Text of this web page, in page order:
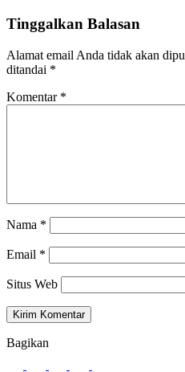
Tinggalkan Balasan
Alamat email Anda tidak akan
ditandai *
Komentar *
Nama *
Email *
Situs Web
Bagikan